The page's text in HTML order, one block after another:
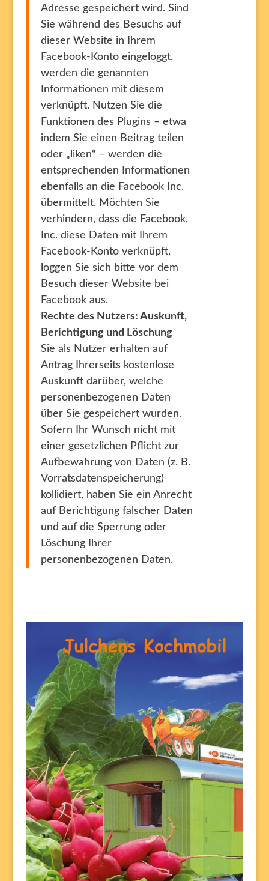
Adresse gespeichert wird. Sind
Sie während des Besuchs auf
dieser Website in Ihrem
Facebook-Konto eingeloggt,
werden die genannten
Informationen mit diesem
verknüpft. Nutzen Sie die
Funktionen des Plugins – etwa
indem Sie einen Beitrag teilen
oder „liken“ – werden die
entsprechenden Informationen
ebenfalls an die Facebook Inc.
übermittelt. Möchten Sie
verhindern, dass die Facebook.
Inc. diese Daten mit Ihrem
Facebook-Konto verknüpft,
loggen Sie sich bitte vor dem
Besuch dieser Website bei
Facebook aus.
Rechte des Nutzers: Auskunft,
Berichtigung und Löschung
Sie als Nutzer erhalten auf
Antrag Ihrerseits kostenlose
Auskunft darüber, welche
personenbezogenen Daten
über Sie gespeichert wurden.
Sofern Ihr Wunsch nicht mit
einer gesetzlichen Pflicht zur
Aufbewahrung von Daten (z. B.
Vorratsdatenspeicherung)
kollidiert, haben Sie ein Anrecht
auf Berichtigung falscher Daten
und auf die Sperrung oder
Löschung Ihrer
personenbezogenen Daten.